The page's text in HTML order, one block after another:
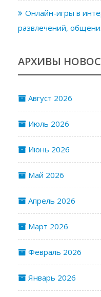
Онлайн-игры в
развлечений,
АРХИВЫ
Август 2026
Июль 2026
Июнь 2026
Май 2026
Апрель 2026
Март 2026
Февраль 2026
Январь 2026